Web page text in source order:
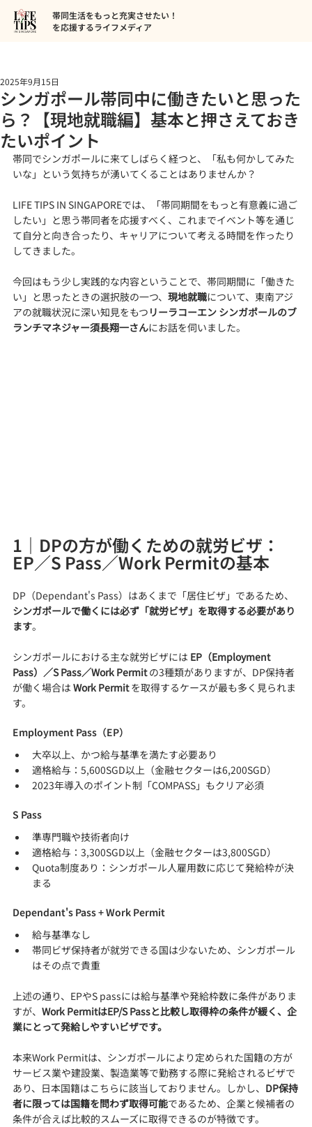
帯同生活をもっと充実させたい！
を応援するライフメディア
シンガポール帯同中に働きたいと思った
ら？【現地就職編】基本と押さえておき
たいポイント
2025年9月15日
帯同でシンガポールに来てしばらく経つと、「私も何かしてみた
いな」という気持ちが湧いてくることはありませんか？
LIFE TIPS IN SINGAPOREでは、「帯同期間をもっと有意義に過ご
したい」と思う帯同者を応援すべく、これまでイベント等を通じ
て自分と向き合ったり、キャリアについて考える時間を作ったり
してきました。
今回はもう少し実践的な内容ということで、帯同期間に「働きた
い」と思ったときの選択肢の一つ、 現地就職について、東南アジ
アの就職状況に深い知見をもつ リーラコーエン シンガポールのブ
ランチマネジャー須長翔一さんにお話を伺いました。
1｜DPの方が働くための就労ビザ：
EP／S Pass／Work Permitの基本
DP（Dependant's Pass）はあくまで「居住ビザ」であるため、
シンガポールで働くには必ず「就労ビザ」を取得する必要があり
ます。
シンガポールにおける主な就労ビザには EP（Employment
Pass）／S Pass／Work Permit の3種類がありますが、DP保持者
が働く場合は Work Permit を取得するケースが最も多く見られま
す。
Employment Pass（EP）
大卒以上、かつ給与基準を満たす必要あり
適格給与：5,600SGD以上（金融セクターは6,200SGD）
2023年導入のポイント制「COMPASS」もクリア必須
S Pass
準専門職や技術者向け
適格給与：3,300SGD以上（金融セクターは3,800SGD）
Quota制度あり：シンガポール人雇用数に応じて発給枠が決
まる
Dependant's Pass + Work Permit
給与基準なし
帯同ビザ保持者が就労できる国は少ないため、シンガポール
はその点で貴重
上述の通り、EPやS passには給与基準や発給枠数に条件がありま
すが、 Work PermitはEP/S Passと比較し取得枠の条件が緩く、企
業にとって発給しやすいビザです。
本来Work Permitは、シンガポールにより定められた国籍の方が
サービス業や建設業、製造業等で勤務する際に発給されるビザで
あり、日本国籍はこちらに該当しておりません。しかし、 DP保持
者に限っては国籍を問わず取得可能であるため、企業と候補者の
条件が合えば比較的スムーズに取得できるのが特徴です。